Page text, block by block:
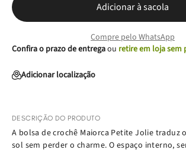
Adicionar à sacola
Compre pelo WhatsApp
Confira o prazo de entregaou retire em loja sem
Adicionar localização
DESCRIÇÃO DO PRODUTO
A bolsa de crochê Maiorca Petite Jolie traduz
sol sem perder o charme. O espaço interno,